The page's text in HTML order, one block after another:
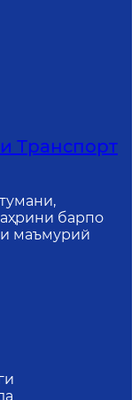
Транспорт
барпо
маъмурий